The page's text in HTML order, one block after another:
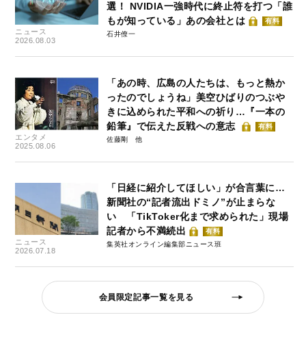
ニュース
2026.08.03
選！ NVIDIA一強時代に終止符を打つ「誰
もが知っている」あの会社とは
有料
石井僚一
エンタメ
2025.08.06
「あの時、広島の人たちは、もっと熱か
ったのでしょうね」美空ひばりのつぶや
きに込められた平和への祈り…『一本の
鉛筆』で伝えた反戦への意志
有料
佐藤剛
ニュース
2026.07.18
「日経に紹介してほしい」が合言葉に…
新聞社の“記者流出ドミノ”が止まらな
い 「TikToker化まで求められた」現場
記者から不満続出
有料
集英社オンライン編集部ニュース班
会員限定記事一覧を見る